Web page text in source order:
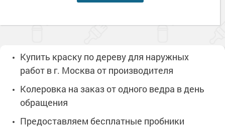
Купить краску по дереву для наружных
работ в г. Москва от производителя
Колеровка на заказ от одного ведра в день
обращения
Предоставляем бесплатные пробники